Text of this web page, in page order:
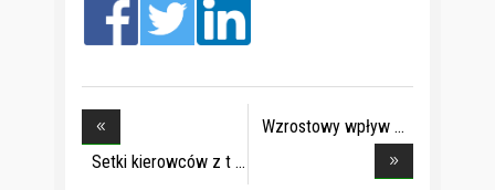
Setki kierowców z t
Wzrostowy wpływ